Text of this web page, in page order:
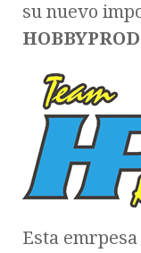
su nuevo
Esta